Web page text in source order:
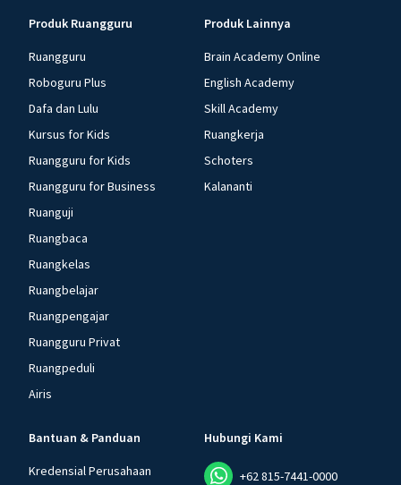
Produk Ruangguru
Ruangguru
Roboguru Plus
Dafa dan Lulu
Kursus for Kids
Ruangguru for Kids
Ruangguru for Business
Ruanguji
Ruangbaca
Ruangkelas
Ruangbelajar
Ruangpengajar
Ruangguru Privat
Ruangpeduli
Airis
Produk Lainnya
Brain Academy Online
English Academy
Skill Academy
Ruangkerja
Schoters
Kalananti
Bantuan & Panduan
Kredensial Perusahaan
Hubungi Kami
+62 815-7441-0000